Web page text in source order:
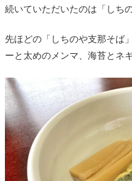
続いていただいたのは「しち
先ほどの「しちのや支那そば
ーと太めのメンマ、海苔とネ